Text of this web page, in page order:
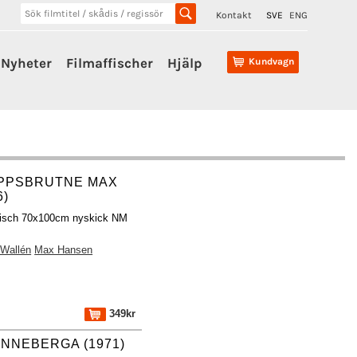
Kontakt SVE ENG
Kundvagn
Nyheter Filmaffischer Hjälp
MAX
70x100cm nyskick NM
Max Hansen
349kr
(1971)